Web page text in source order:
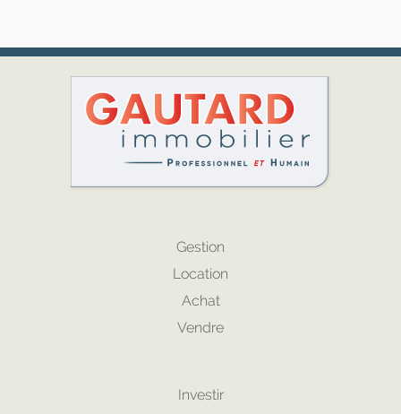
Gestion
Location
Achat
Vendre
Investir